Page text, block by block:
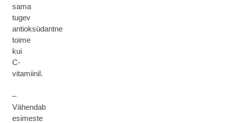
sama
tugev
antioksüdantne
toime
kui
C-
vitamiinil.
–
Vähendab
esimeste